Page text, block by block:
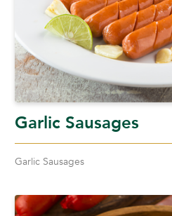
Garlic Sausages
Garlic Sausages